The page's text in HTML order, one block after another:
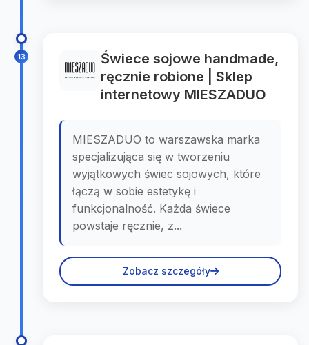
13
Świece sojowe handmade,
ręcznie robione | Sklep
internetowy MIESZADUO
MIESZADUO to warszawska marka
specjalizująca się w tworzeniu
wyjątkowych świec sojowych, które
łączą w sobie estetykę i
funkcjonalność. Każda świece
powstaje ręcznie, z...
Zobacz szczegóły